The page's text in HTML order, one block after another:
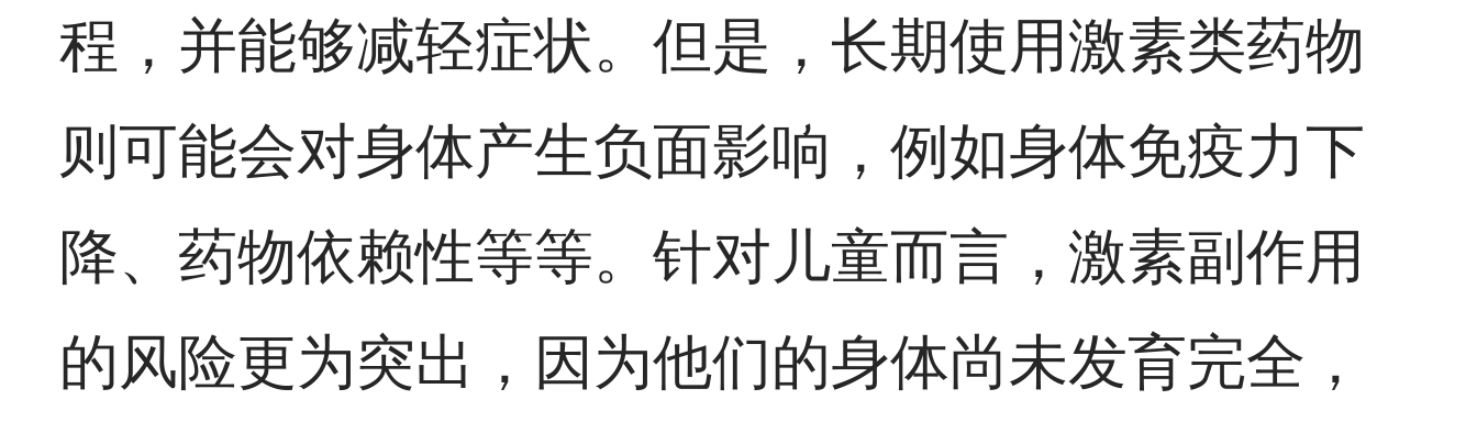
程，并能够减轻症状。但是，长期使用激素类药物
则可能会对身体产生负面影响，例如身体免疫力下
降、药物依赖性等等。针对儿童而言，激素副作用
的风险更为突出，因为他们的身体尚未发育完全，